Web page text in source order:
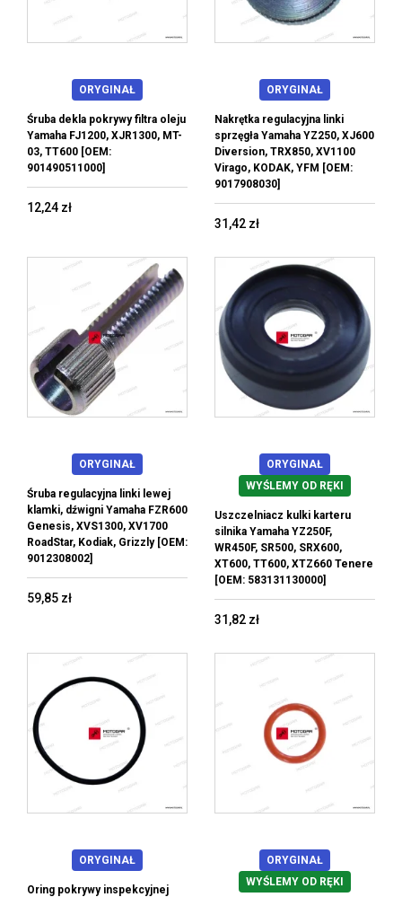
ORYGINAŁ
Śruba dekla pokrywy filtra oleju
Yamaha FJ1200, XJR1300, MT-
03, TT600 [OEM:
901490511000]
12,24 zł
ORYGINAŁ
Nakrętka regulacyjna linki
sprzęgła Yamaha YZ250, XJ600
Diversion, TRX850, XV1100
Virago, KODAK, YFM [OEM:
9017908030]
31,42 zł
ORYGINAŁ
Śruba regulacyjna linki lewej
klamki, dźwigni Yamaha FZR600
Genesis, XVS1300, XV1700
RoadStar, Kodiak, Grizzly [OEM:
9012308002]
59,85 zł
ORYGINAŁ
WYŚLEMY OD RĘKI
Uszczelniacz kulki karteru
silnika Yamaha YZ250F,
WR450F, SR500, SRX600,
XT600, TT600, XTZ660 Tenere
[OEM: 583131130000]
31,82 zł
ORYGINAŁ
Oring pokrywy inspekcyjnej
ORYGINAŁ
WYŚLEMY OD RĘKI